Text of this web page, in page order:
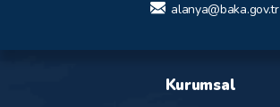
alanya@baka.gov.tr
Kurumsal